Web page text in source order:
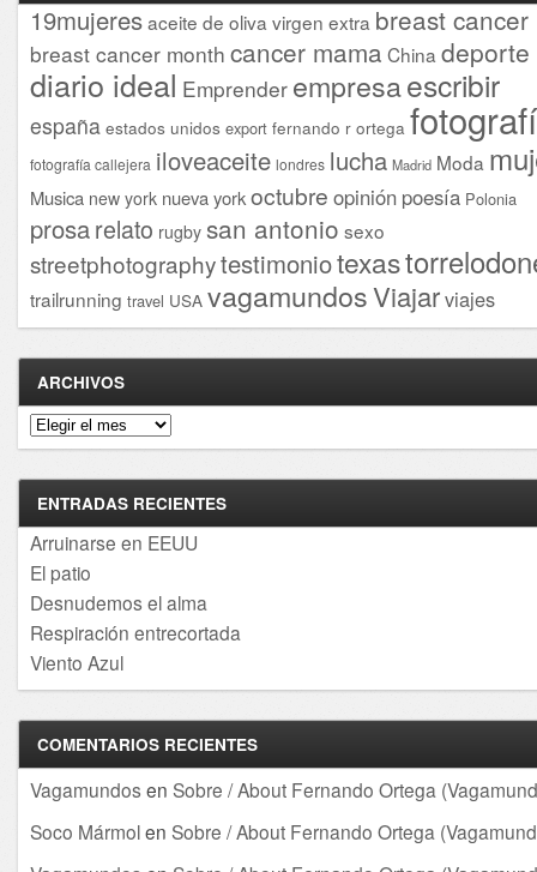
19mujeresaceite de oliva virgen extra breast cancer
breast cancer month cancer mama China deporte
diario ideal Emprender empresaescribir
españa estados unidos export fernando r ortega
fotografía callejera iloveaceite londres lucha Madrid Moda
Musica new york nueva yorkoctubre opinión poesía Polonia
prosarelato rugby san antonio sexo
streetphotographytestimoniotexas
trailrunning travel USA vagamundosViajarviajes
ARCHIVOS
Archivos
ENTRADAS RECIENTES
Arruinarse en EEUU
El patio
Desnudemos el alma
Respiración entrecortada
Viento Azul
COMENTARIOS RECIENTES
Vagamundos en Sobre / About Fernando Ortega
Soco Mármolen Sobre / About Fernando Ortega